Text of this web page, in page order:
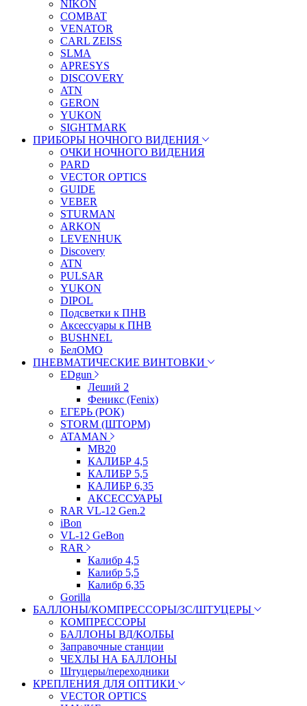
NIKON
COMBAT
VENATOR
CARL ZEISS
SLMA
APRESYS
DISCOVERY
ATN
GERON
YUKON
SIGHTMARK
ПРИБОРЫ НОЧНОГО ВИДЕНИЯ
ОЧКИ НОЧНОГО ВИДЕНИЯ
PARD
VECTOR OPTICS
GUIDE
VEBER
STURMAN
ARKON
LEVENHUK
Discovery
ATN
PULSAR
YUKON
DIPOL
Подсветки к ПНВ
Аксессуары к ПНВ
BUSHNEL
БелОМО
ПНЕВМАТИЧЕСКИЕ ВИНТОВКИ
EDgun
Леший 2
Феникс (Fenix)
ЕГЕРЬ (РОК)
STORM (ШТОРМ)
ATAMAN
МВ20
КАЛИБР 4,5
КАЛИБР 5,5
КАЛИБР 6,35
АКСЕССУАРЫ
RAR VL-12 Gen.2
iBon
VL-12 GeBon
RAR
Калибр 4,5
Калибр 5,5
Калибр 6,35
Gorilla
БАЛЛОНЫ/КОМПРЕССОРЫ/ЗС/ШТУЦЕРЫ
КОМПРЕССОРЫ
БАЛЛОНЫ ВД/КОЛБЫ
Заправочные станции
ЧЕХЛЫ НА БАЛЛОНЫ
Штуцеры/переходники
КРЕПЛЕНИЯ ДЛЯ ОПТИКИ
VECTOR OPTICS